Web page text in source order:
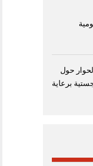
2026” يعزز الحوار حول
برعاية